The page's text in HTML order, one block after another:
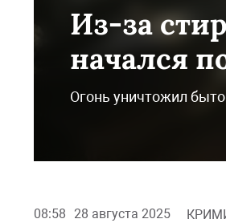
Из-за
начался
Огонь уничтожил
08:58 28 августа 2025